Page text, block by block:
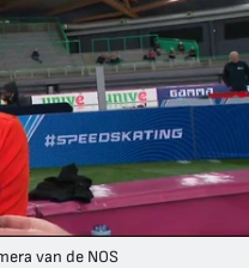
van de NOS